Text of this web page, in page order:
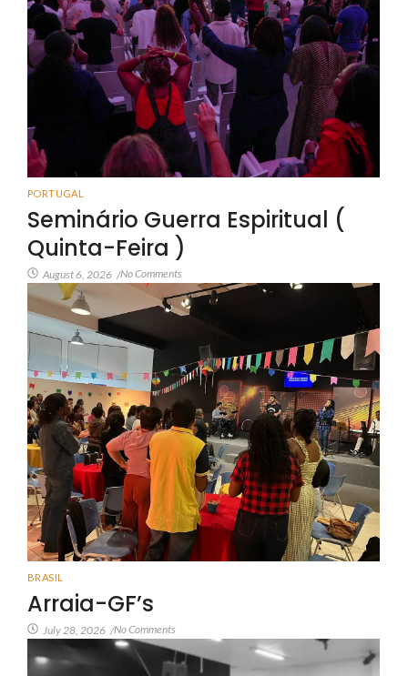
PORTUGAL
Seminário Guerra Espiritual (
Quinta-Feira )
August 6, 2026 /No Comments
BRASIL
Arraia-GF’s
July 28, 2026 /No Comments